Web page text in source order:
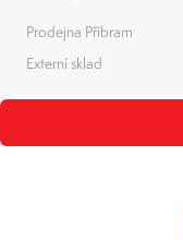
Prodejna Příbram
Externí sklad